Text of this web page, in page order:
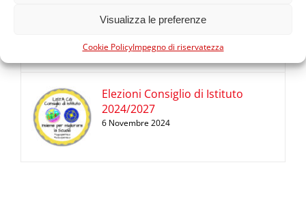
Visualizza le preferenze
Cookie PolicyImpegno di riservatezza
Cabassina
Elezioni Consiglio di Istituto
2024/2027
6 Novembre 2024